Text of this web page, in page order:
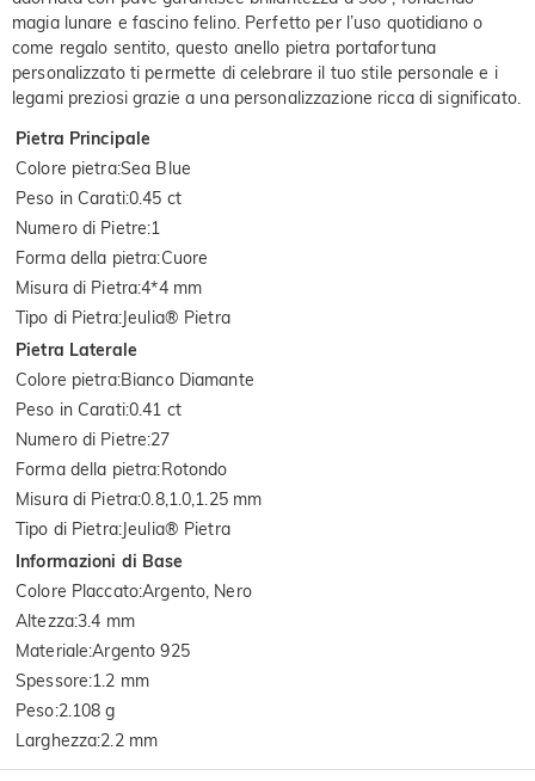
magia lunare e fascino felino. Perfetto per l’uso quotidiano o
come regalo sentito, questo anello pietra portafortuna
personalizzato ti permette di celebrare il tuo stile personale e i
legami preziosi grazie a una personalizzazione ricca di significato.
Pietra Principale
Colore pietra:Sea Blue
Peso in Carati:0.45 ct
Numero di Pietre:1
Forma della pietra:Cuore
Misura di Pietra:4*4 mm
Tipo di Pietra:Jeulia® Pietra
Pietra Laterale
Colore pietra:Bianco Diamante
Peso in Carati:0.41 ct
Numero di Pietre:27
Forma della pietra:Rotondo
Misura di Pietra:0.8,1.0,1.25 mm
Tipo di Pietra:Jeulia® Pietra
Informazioni di Base
Colore Placcato:Argento, Nero
Altezza:3.4 mm
Materiale:Argento 925
Spessore:1.2 mm
Peso:2.108 g
Larghezza:2.2 mm